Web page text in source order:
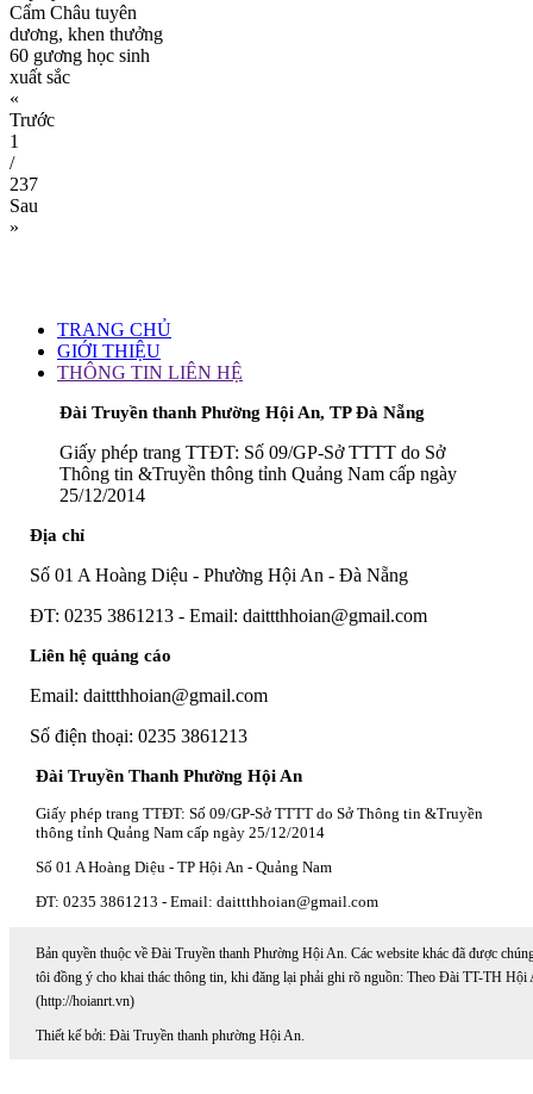
Cẩm Châu tuyên
dương, khen thưởng
60 gương học sinh
xuất sắc
«
Trước
1
/
237
Sau
»
TRANG CHỦ
GIỚI THIỆU
THÔNG TIN LIÊN HỆ
Đài Truyền thanh Phường Hội An, TP Đà Nẵng
Giấy phép trang TTĐT: Số 09/GP-Sở TTTT do Sở
Thông tin &Truyền thông tỉnh Quảng Nam cấp ngày
25/12/2014
Địa chỉ
Số 01 A Hoàng Diệu - Phường Hội An - Đà Nẵng
ĐT: 0235 3861213 - Email: daittthhoian@gmail.com
Liên hệ quảng cáo
Email: daittthhoian@gmail.com
Số điện thoại: 0235 3861213
Đài Truyền Thanh Phường Hội An
Giấy phép trang TTĐT: Số 09/GP-Sở TTTT do Sở Thông tin &Truyền
thông tỉnh Quảng Nam cấp ngày 25/12/2014
Số 01 A Hoàng Diệu - TP Hội An - Quảng Nam
ĐT: 0235 3861213 - Email: daittthhoian@gmail.com
Bản quyền thuộc về Đài Truyền thanh Phường Hội An. Các website khác đã được
tôi đồng ý cho khai thác thông tin, khi đăng lại phải ghi rõ nguồn: Theo Đài TT-TH Hội
(http://hoianrt.vn)
Thiết kế bởi: Đài Truyền thanh phường Hội An.